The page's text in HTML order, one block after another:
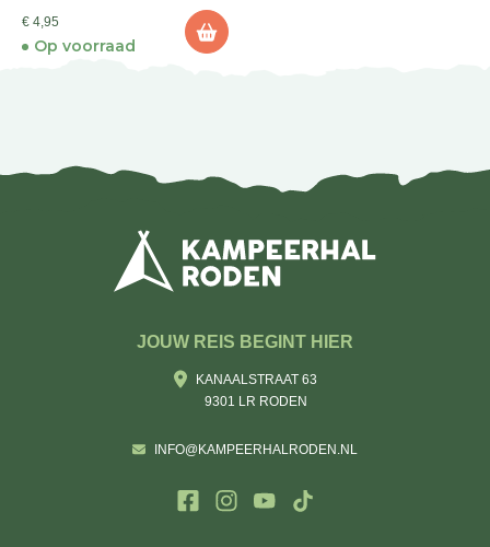
€ 4,95
Op voorraad
JOUW REIS BEGINT HIER
KANAALSTRAAT 63
9301 LR RODEN
INFO@KAMPEERHALRODEN.NL